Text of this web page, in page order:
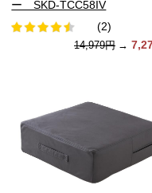
ー SKD-TCC58IV
(2)
14,979円 →